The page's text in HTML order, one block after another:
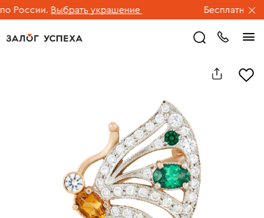
России. Выбрать украшение Бесплатная